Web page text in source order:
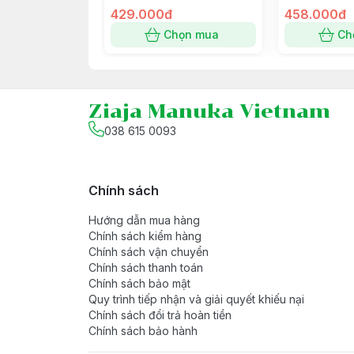
vòi), tạo bọt nhẹ, sau đó thoa đều lên
nước sạch. Lau khô người bằng khăn
Và Cấp Ẩm Cho Da Bé
400ml
429.000đ
Chọn mua
Bath &
458.000đ
Ziaja Manuka Vietnam
038 615 0093
Chính sách
Hướng dẫn mua hàng
Chính sách kiểm hàng
Chính sách vận chuyển
Chính sách thanh toán
Chính sách bảo mật
Quy trình tiếp nhận và giải quyết khiếu nại
Chính sách đổi trả hoàn tiền
Chính sách bảo hành